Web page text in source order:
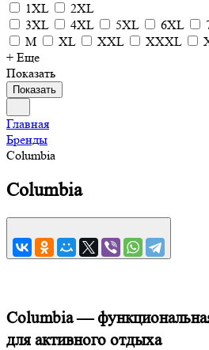
1XL
2XL
3XL
4XL 5XL 6XL
M
XL XXL XXXL
+ Еще
Показать
Показать
Главная
Бренды
Columbia
Columbia
Columbia —
для активного отдыха